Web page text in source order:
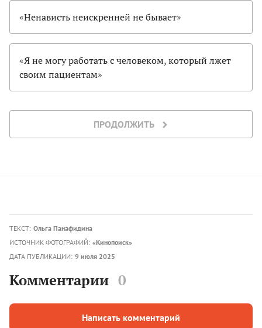
«Ненависть неискренней не бывает»
«Я не могу работать с человеком, который лжет
своим пациентам»
ПРОДОЛЖИТЬ
ТЕКСТ: Ольга Панафидина
ИСТОЧНИК ФОТОГРАФИЙ: «Кинопоиск»
ДАТА ПУБЛИКАЦИИ: 9 июля 2025
Комментарии 0
Написать комментарий